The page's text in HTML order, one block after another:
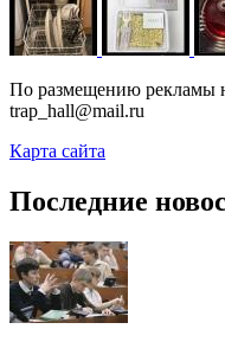
По размещению рекламы
trap_hall@mail.ru
Карта сайта
Последние